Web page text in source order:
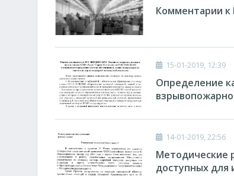
Комментарии
15-01-2019, 12:39
Определение
14-01-2019, 22:56
Методические
доступных для